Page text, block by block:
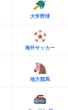
大学野球
海外サッカー
地方競馬